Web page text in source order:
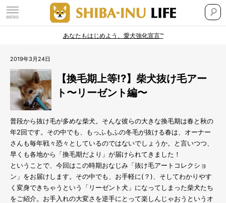
あなたもはじめよう、愛犬強化宣言™
2019年3月24日
【換毛期上等!?】柴犬抜け毛アー
ト〜リーゼント編〜
普段から抜け毛が多めな柴犬。そんな彼らの大きな換毛期は春と秋の
年2回です。その中でも、もっふもふの冬毛が抜ける春は、オーナー
さんも毎年戦々恐々としているのではないでしょうか。と言いつつ、
早くも各地から「換毛期だより」が届けられてきました！
ということで、今回はこの時期おなじみ「抜け毛アートコレクショ
ン」をお届けします。その中でも、お手軽に(？)、そしてわかりやす
く変身できちゃうという「リーゼント犬」になってしまった柴犬たち
をご紹介。お手入れの大変さを逆手にとって楽しんじゃおうというオ